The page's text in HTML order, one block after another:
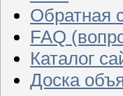
Обратная
FAQ
Каталог
Доска